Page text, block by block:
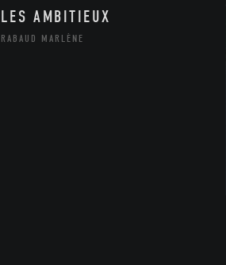
LES AMBITIEUX
RABAUD MARLÈNE